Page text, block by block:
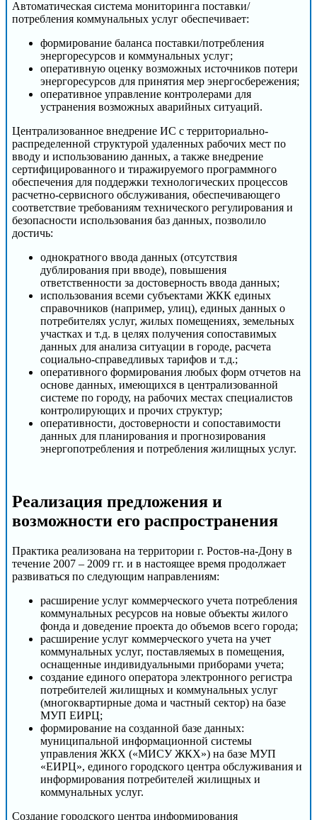
Автоматическая система мониторинга поставки/
потребления коммунальных услуг обеспечивает:
формирование баланса поставки/потребления
энергоресурсов и коммунальных услуг;
оперативную оценку возможных источников потери
энергоресурсов для принятия мер энергосбережения;
оперативное управление контролерами для
устранения возможных аварийных ситуаций.
Централизованное внедрение ИС с территориально-
распределенной структурой удаленных рабочих мест по
вводу и использованию данных, а также внедрение
сертифицированного и тиражируемого программного
обеспечения для поддержки технологических процессов
расчетно-сервисного обслуживания, обеспечивающего
соответствие требованиям технического регулирования и
безопасности использования баз данных, позволило
достичь:
однократного ввода данных (отсутствия
дублирования при вводе), повышения
ответственности за достоверность ввода данных;
использования всеми субъектами ЖКК единых
справочников (например, улиц), единых данных о
потребителях услуг, жилых помещениях, земельных
участках и т.д. в целях получения сопоставимых
данных для анализа ситуации в городе, расчета
социально-справедливых тарифов и т.д.;
оперативного формирования любых форм отчетов на
основе данных, имеющихся в централизованной
системе по городу, на рабочих местах специалистов
контролирующих и прочих структур;
оперативности, достоверности и сопоставимости
данных для планирования и прогнозирования
энергопотребления и потребления жилищных услуг.
Реализация предложения и
возможности его распространения
Практика реализована на территории г. Ростов-на-Дону в
течение 2007 – 2009 гг. и в настоящее время продолжает
развиваться по следующим направлениям:
расширение услуг коммерческого учета потребления
коммунальных ресурсов на новые объекты жилого
фонда и доведение проекта до объемов всего города;
расширение услуг коммерческого учета на учет
коммунальных услуг, поставляемых в помещения,
оснащенные индивидуальными приборами учета;
создание единого оператора электронного регистра
потребителей жилищных и коммунальных услуг
(многоквартирные дома и частный сектор) на базе
МУП ЕИРЦ;
формирование на созданной базе данных:
муниципальной информационной системы
управления ЖКХ («МИСУ ЖКХ») на базе МУП
«ЕИРЦ», единого городского центра обслуживания и
информирования потребителей жилищных и
коммунальных услуг.
Создание городского центра информирования